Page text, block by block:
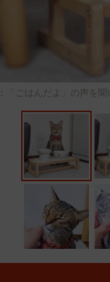
「ごはんだよ」の声を